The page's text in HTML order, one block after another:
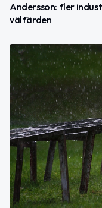
Andersson: fler
välfärden